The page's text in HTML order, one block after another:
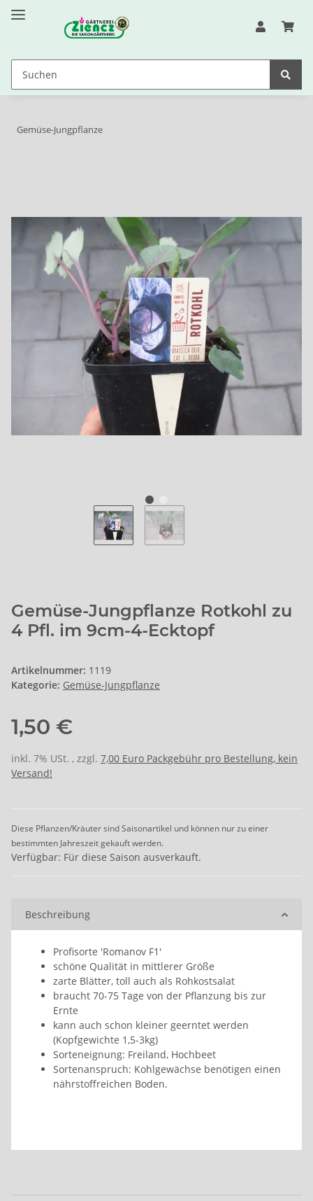
Gemüse-Jungpflanze
Gemüse-Jungpflanze Rotkohl zu
4 Pfl. im 9cm-4-Ecktopf
Artikelnummer: 1119
Kategorie: Gemüse-Jungpflanze
1,50 €
inkl. 7% USt. , zzgl. 7,00 Euro Packgebühr pro Bestellung, kein
Versand!
Diese Pflanzen/Kräuter sind Saisonartikel und können nur zu einer
bestimmten Jahreszeit gekauft werden.
Verfügbar: Für diese Saison ausverkauft.
Beschreibung
Profisorte 'Romanov F1'
schöne Qualität in mittlerer Größe
zarte Blätter, toll auch als Rohkostsalat
braucht 70-75 Tage von der Pflanzung bis zur
Ernte
kann auch schon kleiner geerntet werden
(Kopfgewichte 1,5-3kg)
Sorteneignung: Freiland, Hochbeet
Sortenanspruch: Kohlgewächse benötigen einen
nährstoffreichen Boden.